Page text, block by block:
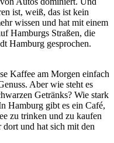
ist, weiß, das ist kein
wissen und hat mit einem
Hamburgs Straßen, die
Hamburg gesprochen.
Kaffee am Morgen einfach
Aber wie steht es
Getränks? Wie stark
Hamburg gibt es ein Café,
zu trinken und zu kaufen
und hat sich mit den